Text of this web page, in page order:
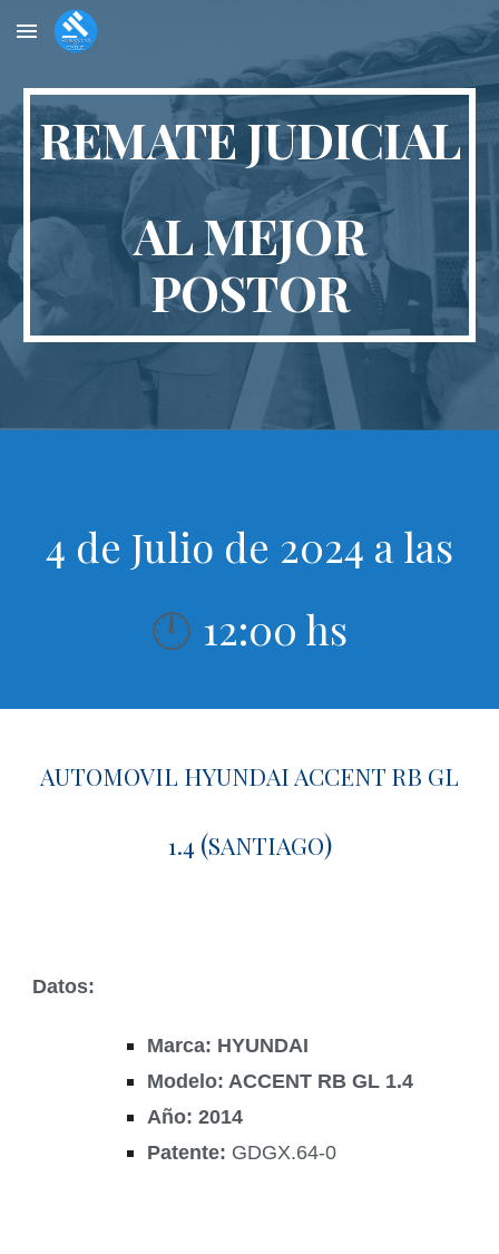
Skip to main content Skip to navigation
REMATE JUDICIAL
AL MEJOR
POSTOR
4 de Julio de 2024 a las
🕛 12:00 hs
AUTOMOVIL HYUNDAI ACCENT RB GL
1.4 (SANTIAGO)
Datos:
Marca: HYUNDAI
Modelo: ACCENT RB GL 1.4
Año: 2014
Patente: GDGX.64-0